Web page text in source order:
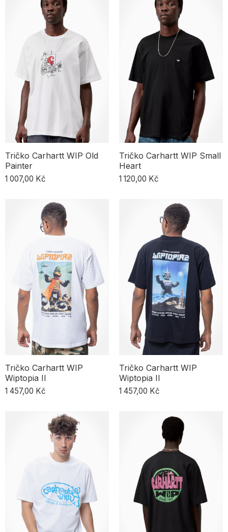
Tričko Carhartt WIP Old
Painter
1 007,00 Kč
Tričko Carhartt WIP Small
Heart
1 120,00 Kč
Tričko Carhartt WIP
Wiptopia II
1 457,00 Kč
Tričko Carhartt WIP
Wiptopia II
1 457,00 Kč